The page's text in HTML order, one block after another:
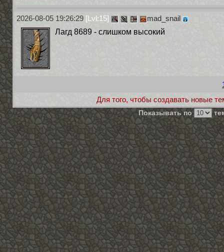
2026-08-05 19:26:29[Lvl:15]
mad_snail
Лагд 8689 - слишком высокий
Для того, чтобы создавать новые
Показывать по